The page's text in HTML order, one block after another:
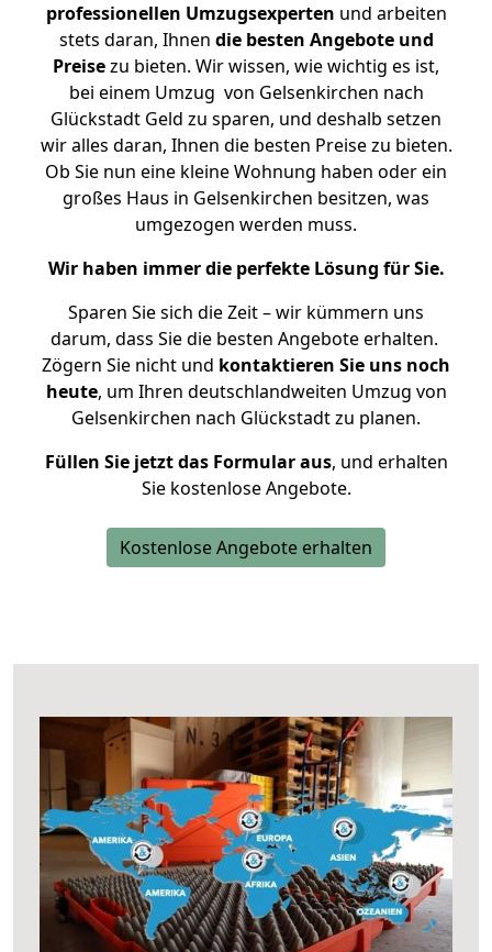
professionellen Umzugsexperten und arbeiten
stets daran, Ihnen die besten Angebote und
Preisezu bieten. Wir wissen, wie wichtig es ist,
bei einem Umzug von Gelsenkirchen nach
Glückstadt Geld zu sparen, und deshalb setzen
wir alles daran, Ihnen die besten Preise zu bieten.
Ob Sie nun eine kleine Wohnung haben oder ein
großes Haus in Gelsenkirchen besitzen, was
umgezogen werden muss.
Wir haben immer die perfekte Lösung für Sie.
Sparen Sie sich die Zeit – wir kümmern uns
darum, dass Sie die besten Angebote erhalten.
Zögern Sie nicht und kontaktieren Sie uns noch
heute, um Ihren deutschlandweiten Umzug von
Gelsenkirchen nach Glückstadt zu planen.
Füllen Sie jetzt das Formular aus, und erhalten
Sie kostenlose Angebote.
Kostenlose Angebote erhalten